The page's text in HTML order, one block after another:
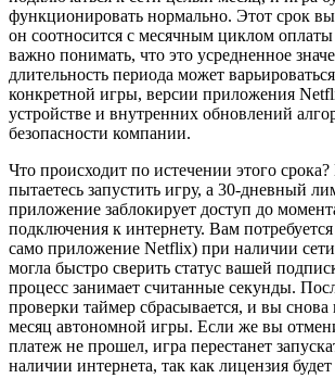
функционировать нормально. Этот срок
он соотносится с месячным циклом
важно понимать, что это усредненное
длительность периода может
конкретной игры, версии приложения
устройстве и внутренних обновлений
безопасности компании.
Что происходит по истечении этого
пытаетесь запустить игру, а 30-дневный
приложение заблокирует доступ до
подключения к интернету. Вам
само приложение Netflix) при наличии
могла быстро сверить статус вашей
процесс занимает считанные секунды.
проверки таймер сбрасывается, и вы снова
месяц автономной игры. Если же вы
платеж не прошел, игра перестанет
наличии интернета, так как лицензия